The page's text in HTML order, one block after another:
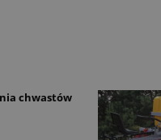
chwastów